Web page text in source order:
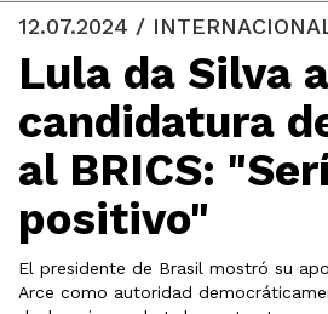
12.07.2024 /
Lula da Silva
candidatura
al BRICS:
positivo"
El presidente de Brasil mostró su
Arce como autoridad